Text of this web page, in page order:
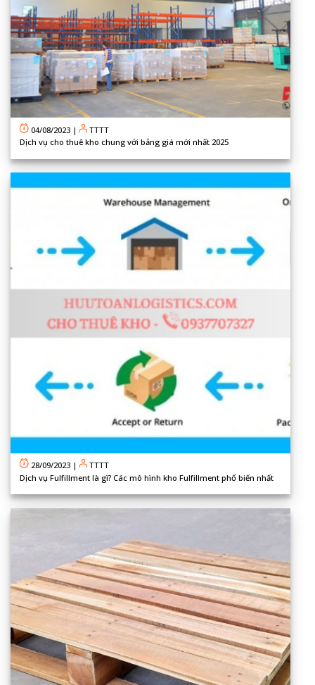
04/08/2023 |
TTTT
Dịch vụ cho thuê kho chung với bảng giá mới nhất 2025
28/09/2023 |
TTTT
Dịch vụ Fulfillment là gì? Các mô hình kho Fulfillment phổ biến nhất